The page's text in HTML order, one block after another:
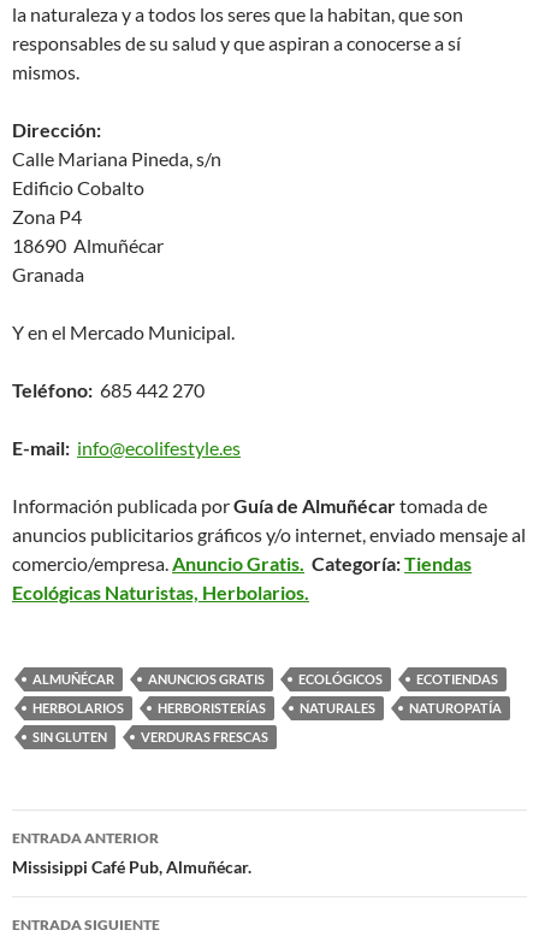
la naturaleza y a todos los seres que la habitan, que son
responsables de su salud y que aspiran a conocerse a sí
mismos.
Dirección:
Calle Mariana Pineda, s/n
Edificio Cobalto
Zona P4
18690 Almuñécar
Granada
Y en el Mercado Municipal.
Teléfono: 685 442 270
E-mail: info@ecolifestyle.es
Información publicada porGuía de Almuñécartomada de
anuncios publicitarios gráficos y/o internet, enviado mensaje al
comercio/empresa. Anuncio Gratis. Categoría:Tiendas
Ecológicas Naturistas, Herbolarios.
ALMUÑÉCAR ANUNCIOS GRATIS ECOLÓGICOS
ECOTIENDAS
HERBOLARIOS
HERBORISTERÍAS NATURALES
NATUROPATÍA
SIN GLUTEN
VERDURAS FRESCAS
Navegación
de
ENTRADA ANTERIOR
Missisippi Café Pub, Almuñécar.
ENTRADA SIGUIENTE